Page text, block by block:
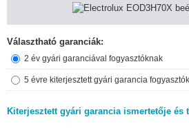
Választható garanciák:
2 év gyári garanciával fogyasztóknak
5 évre kiterjesztett gyári garancia
Kiterjesztett gyári garancia ismertetője és